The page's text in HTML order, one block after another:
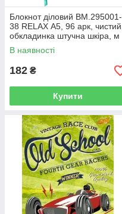
Блокнот діловий BM.295001-
38 RELAX А5, 96 арк, чистий,
обкладинка штучна шкіра, м
ятний (50)
В наявності
182 ₴
Купити